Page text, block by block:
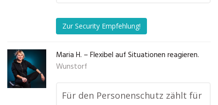
Zur Security Empfehlung!
Maria H. – Flexibel auf Situationen reagieren.
Wunstorf
Für den Personenschutz zählt für